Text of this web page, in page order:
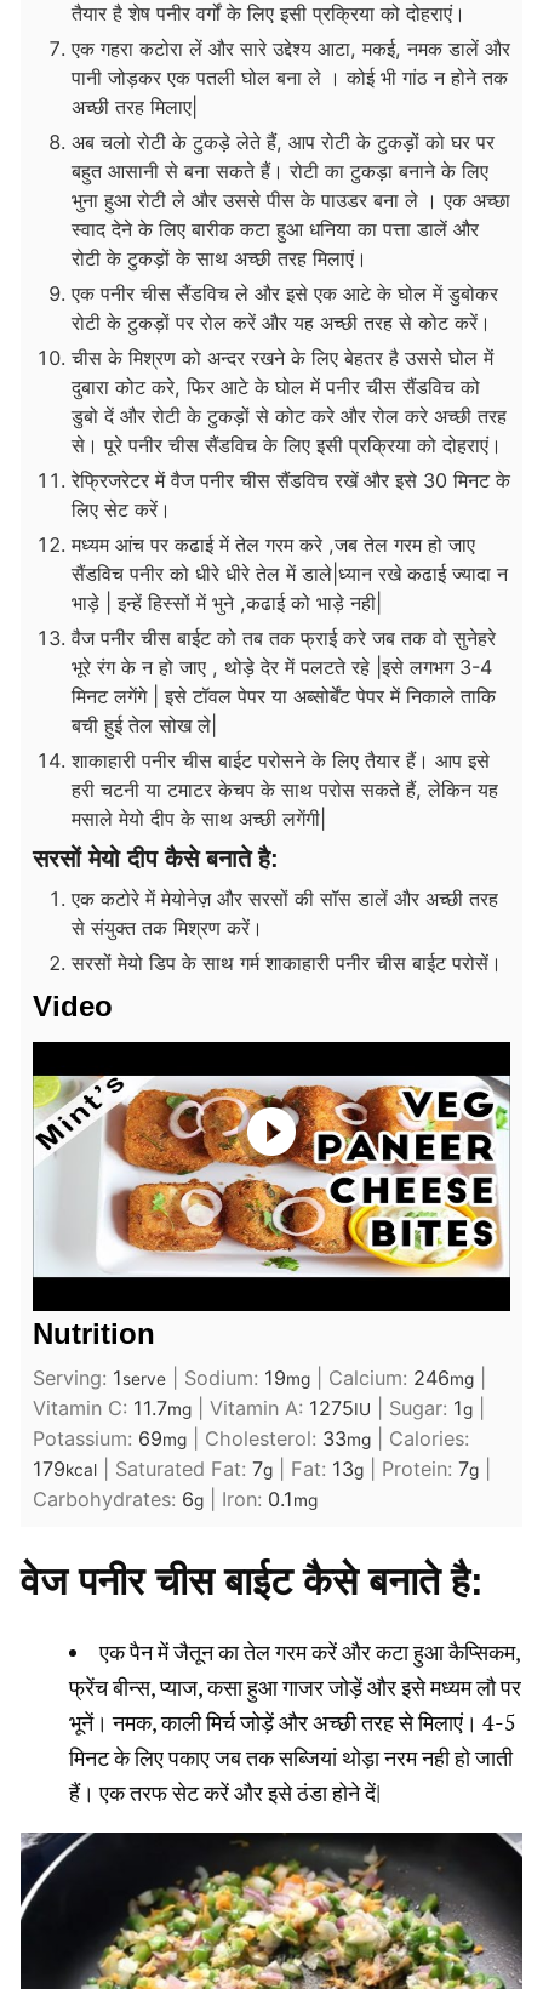
तैयार है शेष पनीर वर्गों के लिए इसी प्रक्रिया को दोहराएं।
एक गहरा कटोरा लें और सारे उद्देश्य आटा, मकई, नमक डालें और
पानी जोड़कर एक पतली घोल बना ले । कोई भी गांठ न होने तक
अच्छी तरह मिलाए|
अब चलो रोटी के टुकड़े लेते हैं, आप रोटी के टुकड़ों को घर पर
बहुत आसानी से बना सकते हैं। रोटी का टुकड़ा बनाने के लिए
भुना हुआ रोटी ले और उससे पीस के पाउडर बना ले । एक अच्छा
स्वाद देने के लिए बारीक कटा हुआ धनिया का पत्ता डालें और
रोटी के टुकड़ों के साथ अच्छी तरह मिलाएं।
एक पनीर चीस सैंडविच ले और इसे एक आटे के घोल में डुबोकर
रोटी के टुकड़ों पर रोल करें और यह अच्छी तरह से कोट करें।
चीस के मिश्रण को अन्दर रखने के लिए बेहतर है उससे घोल में
दुबारा कोट करे, फिर आटे के घोल में पनीर चीस सैंडविच को
डुबो दें और रोटी के टुकड़ों से कोट करे और रोल करे अच्छी तरह
से। पूरे पनीर चीस सैंडविच के लिए इसी प्रक्रिया को दोहराएं।
रेफ्रिजरेटर में वैज पनीर चीस सैंडविच रखें और इसे 30 मिनट के
लिए सेट करें।
मध्यम आंच पर कढाई में तेल गरम करे ,जब तेल गरम हो जाए
सैंडविच पनीर को धीरे धीरे तेल में डाले|ध्यान रखे कढाई ज्यादा न
भाड़े | इन्हें हिस्सों में भुने ,कढाई को भाड़े नही|
वैज पनीर चीस बाईट को तब तक फ्राई करे जब तक वो सुनेहरे
भूरे रंग के न हो जाए , थोड़े देर में पलटते रहे |इसे लगभग 3-4
मिनट लगेंगे | इसे टॉवल पेपर या अब्सोर्बेंट पेपर में निकाले ताकि
बची हुई तेल सोख ले|
शाकाहारी पनीर चीस बाईट परोसने के लिए तैयार हैं। आप इसे
हरी चटनी या टमाटर केचप के साथ परोस सकते हैं, लेकिन यह
मसाले मेयो दीप के साथ अच्छी लगेंगी|
सरसों मेयो दीप कैसे बनाते है:
एक कटोरे में मेयोनेज़ और सरसों की सॉस डालें और अच्छी तरह
से संयुक्त तक मिश्रण करें।
सरसों मेयो डिप के साथ गर्म शाकाहारी पनीर चीस बाईट परोसें।
Video
Nutrition
Serving: 1serve Sodium: 19mg Calcium: 246mg
Vitamin C: 11.7mg Vitamin A: 1275IU Sugar: 1g
Potassium: 69mg Cholesterol: 33mg
Calories:
179kcal Saturated Fat: 7g Fat: 13g Protein: 7g
Carbohydrates: 6g Iron: 0.1mg
वेज पनीर चीस बाईट कैसे बनाते है:
एक पैन में जैतून का तेल गरम करें और कटा हुआ कैप्सिकम,
फ्रेंच बीन्स, प्याज, कसा हुआ गाजर जोड़ें और इसे मध्यम लौ पर
भूनें। नमक, काली मिर्च जोड़ें और अच्छी तरह से मिलाएं। 4-5
मिनट के लिए पकाए जब तक सब्जियां थोड़ा नरम नही हो जाती
हैं। एक तरफ सेट करें और इसे ठंडा होने दें|